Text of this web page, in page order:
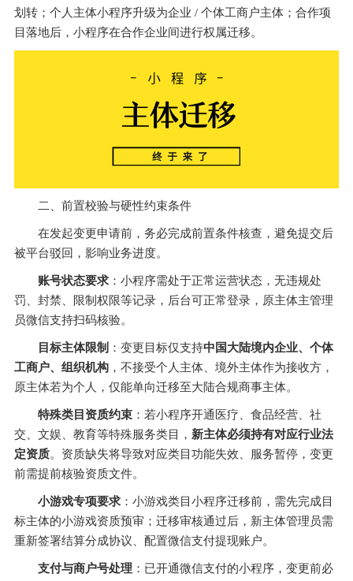
划转；个人主体小程序升级为企业 / 个体工商户主体；合作项
目落地后，小程序在合作企业间进行权属迁移。
二、前置校验与硬性约束条件
在发起变更申请前，务必完成前置条件核查，避免提交后
被平台驳回，影响业务进度。
账号状态要求 ：小程序需处于正常运营状态，无违规处
罚、封禁、限制权限等记录，后台可正常登录，原主体主管理
员微信支持扫码核验。
目标主体限制 ：变更目标仅支持中国大陆境内企业、个体
工商户、组织机构 ，不接受个人主体、境外主体作为接收方，
原主体若为个人，仅能单向迁移至大陆合规商事主体。
特殊类目资质约束 ：若小程序开通医疗、食品经营、社
交、文娱、教育等特殊服务类目， 新主体必须持有对应行业法
定资质。资质缺失将导致对应类目功能失效、服务暂停，变更
前需提前核验资质文件。
小游戏专项要求 ：小游戏类目小程序迁移前，需先完成目
标主体的小游戏资质预审；迁移审核通过后，新主体管理员需
重新签署结算分成协议、配置微信支付提现账户。
支付与商户号处理 ：已开通微信支付的小程序，变更前必